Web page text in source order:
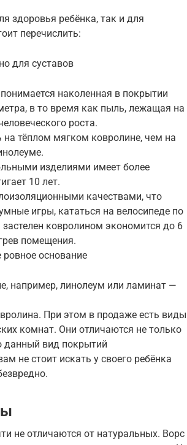
здоровья ребёнка, так и для
перечислить:
для суставов
наколенная в покрытии
в то время как пыль, лежащая на
роста.
тёплом мягком ковролине, чем на
изделиями имеет более
10 лет.
качествами, что
игры, кататься на велосипеде по
ковролином экономится до 6
помещения.
основание
например, линолеум или ламинат —
При этом в продаже есть виды
комнат. Они отличаются не только
данный вид покрытий
не стоит искать у своего ребёнка
не отличаются от натуральных. Ворс